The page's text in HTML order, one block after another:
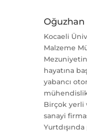
Oğuzhan
Kocaeli
Malzeme
hayatına
yabancı
Birçok yerli
sanayi